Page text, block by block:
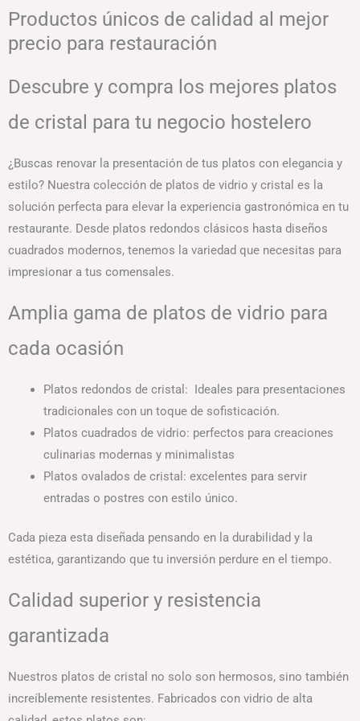
Productos únicos de calidad al mejor
precio para restauración
Descubre y compra los mejores platos
de cristal para tu negocio hostelero
¿Buscas renovar la presentación de tus platos con elegancia y
estilo? Nuestra colección de platos de vidrio y cristal es la
solución perfecta para elevar la experiencia gastronómica en tu
restaurante. Desde platos redondos clásicos hasta diseños
cuadrados modernos, tenemos la variedad que necesitas para
impresionar a tus comensales.
Amplia gama de platos de vidrio para
cada ocasión
Platos redondos de cristal: Ideales para presentaciones
tradicionales con un toque de sofisticación.
Platos cuadrados de vidrio: perfectos para creaciones
culinarias modernas y minimalistas
Platos ovalados de cristal: excelentes para servir
entradas o postres con estilo único.
Cada pieza esta diseñada pensando en la durabilidad y la
estética, garantizando que tu inversión perdure en el tiempo.
Calidad superior y resistencia
garantizada
Nuestros platos de cristal no solo son hermosos, sino también
increíblemente resistentes. Fabricados con vidrio de alta